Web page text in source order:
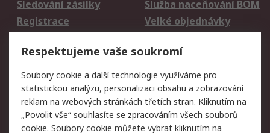
Sledování zásilky
Služba naceňování BOM
Registrace
Velké objednávky
Právní
Autorská práva
Obchodní podmínky
společnosti RS
Prohlášení o ochraně
Zabezpečení
Respektujeme vaše soukromí
Soubory cookie a další technologie využíváme pro
statistickou analýzu, personalizaci obsahu a zobrazování
reklam na webových stránkách třetích stran. Kliknutím na
„Povolit vše“ souhlasíte se zpracováním všech souborů
cookie. Soubory cookie můžete vybrat kliknutím na